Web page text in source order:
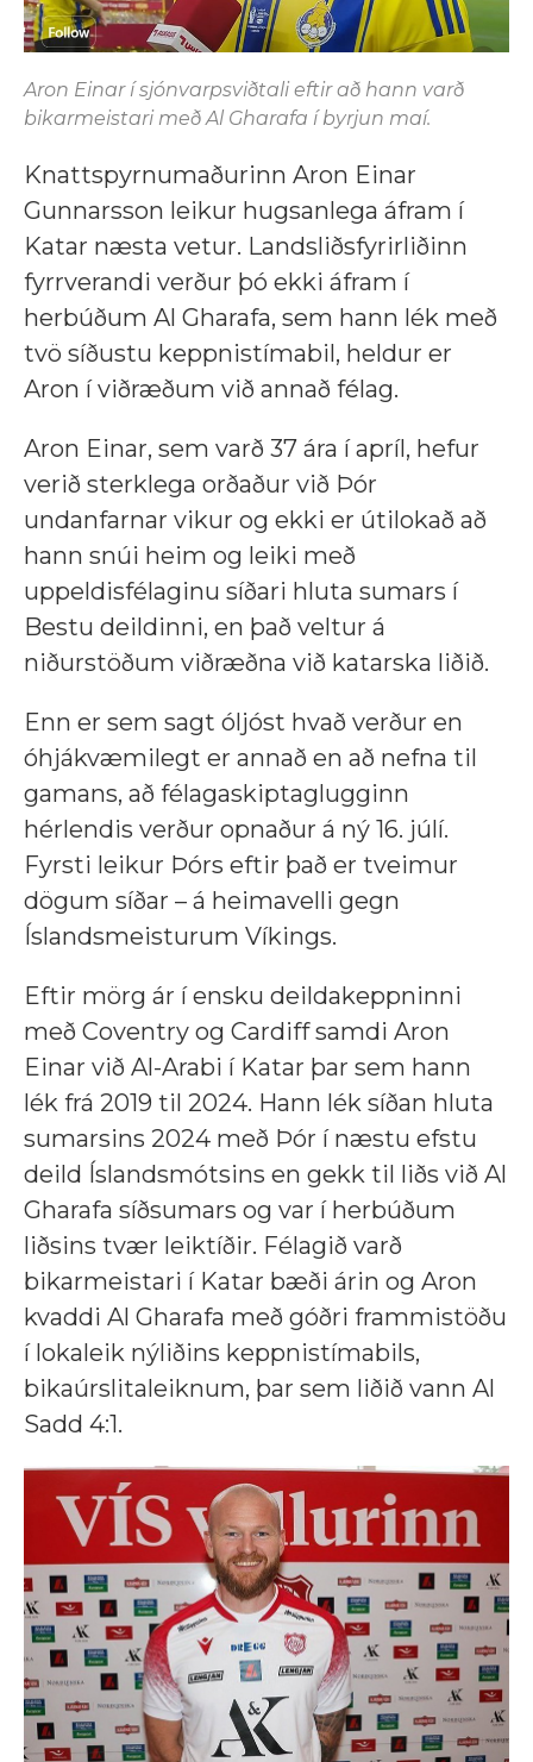
Aron Einar í sjónvarpsviðtali eftir að hann varð
bikarmeistari með Al Gharafa í byrjun maí.
Knattspyrnumaðurinn Aron Einar
Gunnarsson leikur hugsanlega áfram í
Katar næsta vetur. Landsliðsfyrirliðinn
fyrrverandi verður þó ekki áfram í
herbúðum Al Gharafa, sem hann lék með
tvö síðustu keppnistímabil, heldur er
Aron í viðræðum við annað félag.
Aron Einar, sem varð 37 ára í apríl, hefur
verið sterklega orðaður við Þór
undanfarnar vikur og ekki er útilokað að
hann snúi heim og leiki með
uppeldisfélaginu síðari hluta sumars í
Bestu deildinni, en það veltur á
niðurstöðum viðræðna við katarska liðið.
Enn er sem sagt óljóst hvað verður en
óhjákvæmilegt er annað en að nefna til
gamans, að félagaskiptaglugginn
hérlendis verður opnaður á ný 16. júlí.
Fyrsti leikur Þórs eftir það er tveimur
dögum síðar – á heimavelli gegn
Íslandsmeisturum Víkings.
Eftir mörg ár í ensku deildakeppninni
með Coventry og Cardiff samdi Aron
Einar við Al-Arabi í Katar þar sem hann
lék frá 2019 til 2024. Hann lék síðan hluta
sumarsins 2024 með Þór í næstu efstu
deild Íslandsmótsins en gekk til liðs við Al
Gharafa síðsumars og var í herbúðum
liðsins tvær leiktíðir. Félagið varð
bikarmeistari í Katar bæði árin og Aron
kvaddi Al Gharafa með góðri frammistöðu
í lokaleik nýliðins keppnistímabils,
bikaúrslitaleiknum, þar sem liðið vann Al
Sadd 4:1.